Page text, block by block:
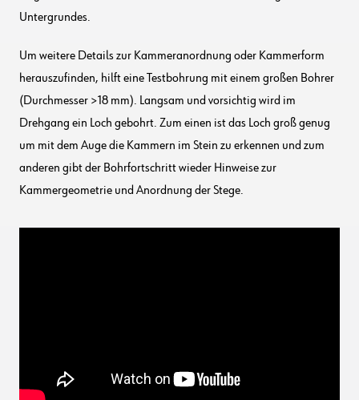
Untergrundes.
Um weitere Details zur Kammeranordnung oder Kammerform
herauszufinden, hilft eine Testbohrung mit einem großen Bohrer
(Durchmesser >18 mm). Langsam und vorsichtig wird im
Drehgang ein Loch gebohrt. Zum einen ist das Loch groß genug
um mit dem Auge die Kammern im Stein zu erkennen und zum
anderen gibt der Bohrfortschritt wieder Hinweise zur
Kammergeometrie und Anordnung der Stege.